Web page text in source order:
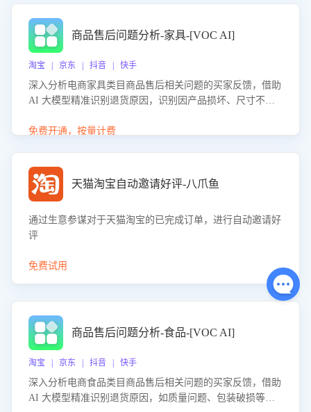
商品售后问题分析-家具-[VOC AI]
淘宝 | 京东 | 抖音 | 快手
深入分析电商家具类目商品售后相关问题的买家反馈，借助
AI 大模型精准识别退货原因，识别因产品损坏、尺寸不符
力商家优化产品或服务，实现销售额的显著提升。
免费开通，按量计费
天猫淘宝自动邀请好评-八爪鱼
通过生意参谋对于天猫淘宝的已完成订单，进行自动邀请好
评
免费试用
商品售后问题分析-食品-[VOC AI]
淘宝 | 京东 | 抖音 | 快手
深入分析电商食品类目商品售后相关问题的买家反馈，借助
AI 大模型精准识别退货原因，如质量问题、包装破损等，